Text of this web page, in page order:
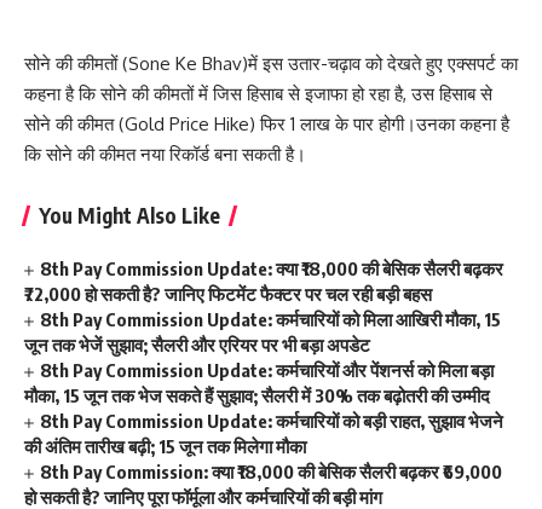
सोने की कीमतों (Sone Ke Bhav)में इस उतार-चढ़ाव को देखते हुए एक्सपर्ट का
कहना है कि सोने की कीमतों में जिस हिसाब से इजाफा हो रहा है, उस हिसाब से
सोने की कीमत (Gold Price Hike) फिर 1 लाख के पार होगी।उनका कहना है
कि सोने की कीमत नया रिकॉर्ड बना सकती है।
You Might Also Like
8th Pay Commission Update: क्या ₹18,000 की बेसिक सैलरी बढ़कर
₹72,000 हो सकती है? जानिए फिटमेंट फैक्टर पर चल रही बड़ी बहस
8th Pay Commission Update: कर्मचारियों को मिला आखिरी मौका, 15
जून तक भेजें सुझाव; सैलरी और एरियर पर भी बड़ा अपडेट
8th Pay Commission Update: कर्मचारियों और पेंशनर्स को मिला बड़ा
मौका, 15 जून तक भेज सकते हैं सुझाव; सैलरी में 30% तक बढ़ोतरी की उम्मीद
8th Pay Commission Update: कर्मचारियों को बड़ी राहत, सुझाव भेजने
की अंतिम तारीख बढ़ी; 15 जून तक मिलेगा मौका
8th Pay Commission: क्या ₹18,000 की बेसिक सैलरी बढ़कर ₹69,000
हो सकती है? जानिए पूरा फॉर्मूला और कर्मचारियों की बड़ी मांग